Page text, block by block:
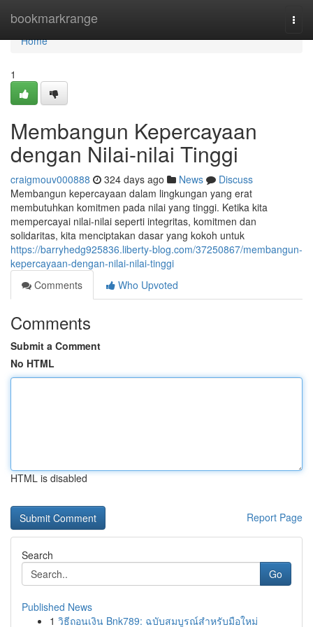
bookmarkrange
Home
Home
1
Membangun Kepercayaan
dengan Nilai-nilai Tinggi
craigmouv000888 324 days ago News
Discuss
Membangun kepercayaan dalam lingkungan yang erat
membutuhkan komitmen pada nilai yang tinggi. Ketika kita
mempercayai nilai-nilai seperti integritas, komitmen dan
solidaritas, kita menciptakan dasar yang kokoh untuk
https://barryhedg925836.liberty-blog.com/37250867/membangun-
kepercayaan-dengan-nilai-nilai-tinggi
Comments
Who Upvoted
Comments
Submit a Comment
No HTML
HTML is disabled
Report Page
Search
Go
Published News
1 วิธีถอนเงิน Bnk789: ฉบับสมบูรณ์สำหรับมือใหม่